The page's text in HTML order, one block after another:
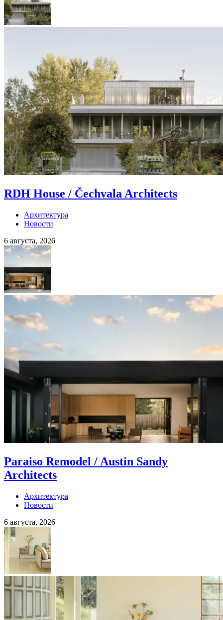
RDH House / Čechvala Architects
Архитектура
Новости
6 августа, 2026
Paraiso Remodel / Austin Sandy
Architects
Архитектура
Новости
6 августа, 2026